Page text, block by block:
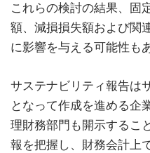
これらの検討の結果、固
額、減損損失額および関
に影響を与える可能性も
サステナビリティ報告は
となって作成を進める企
理財務部門も開示するこ
報を把握し、財務会計上